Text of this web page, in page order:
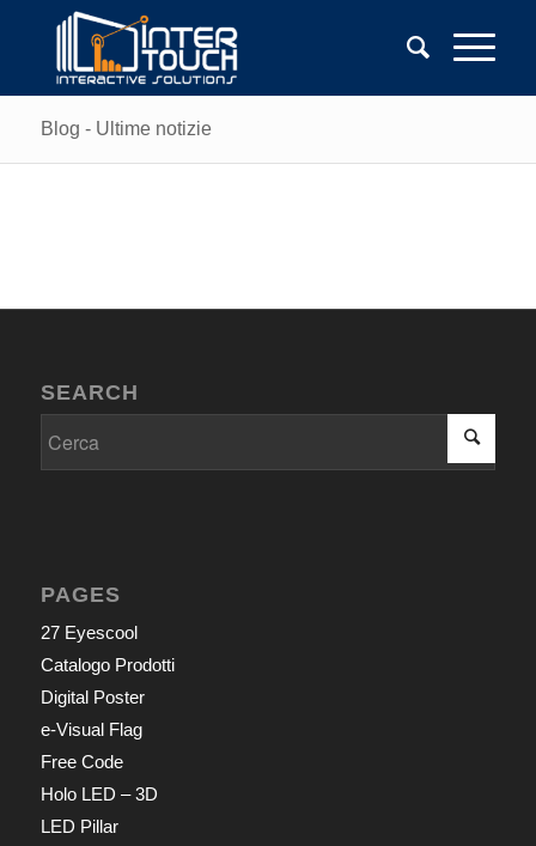
Blog - Ultime notizie
SEARCH
PAGES
27 Eyescool
Catalogo Prodotti
Digital Poster
e-Visual Flag
Free Code
Holo LED – 3D
LED Pillar